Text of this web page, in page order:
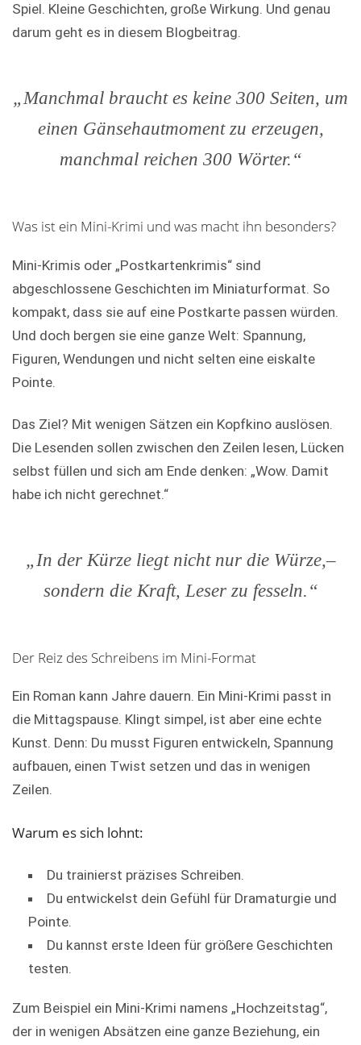
Spiel. Kleine Geschichten, große Wirkung. Und genau
darum geht es in diesem Blogbeitrag.
„Manchmal braucht es keine 300 Seiten, um
einen Gänsehautmoment zu erzeugen,
manchmal reichen 300 Wörter.“
Was ist ein Mini-Krimi und was macht ihn besonders?
Mini-Krimis oder „Postkartenkrimis“ sind
abgeschlossene Geschichten im Miniaturformat. So
kompakt, dass sie auf eine Postkarte passen würden.
Und doch bergen sie eine ganze Welt: Spannung,
Figuren, Wendungen und nicht selten eine eiskalte
Pointe.
Das Ziel? Mit wenigen Sätzen ein Kopfkino auslösen.
Die Lesenden sollen zwischen den Zeilen lesen, Lücken
selbst füllen und sich am Ende denken: „Wow. Damit
habe ich nicht gerechnet.“
„In der Kürze liegt nicht nur die Würze,–
sondern die Kraft, Leser zu fesseln.“
Der Reiz des Schreibens im Mini-Format
Ein Roman kann Jahre dauern. Ein Mini-Krimi passt in
die Mittagspause. Klingt simpel, ist aber eine echte
Kunst. Denn: Du musst Figuren entwickeln, Spannung
aufbauen, einen Twist setzen und das in wenigen
Zeilen.
Warum es sich lohnt:
Du trainierst präzises Schreiben.
Du entwickelst dein Gefühl für Dramaturgie und
Pointe.
Du kannst erste Ideen für größere Geschichten
testen.
Zum Beispiel ein Mini-Krimi namens „Hochzeitstag“,
der in wenigen Absätzen eine ganze Beziehung, ein